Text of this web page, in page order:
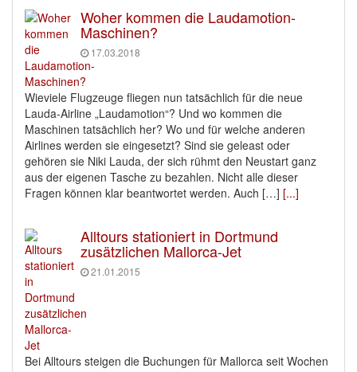
Woher kommen die Laudamotion-
Maschinen?
17.03.2018
Wieviele Flugzeuge fliegen nun tatsächlich für die neue
Lauda-Airline „Laudamotion“? Und wo kommen die
Maschinen tatsächlich her? Wo und für welche anderen
Airlines werden sie eingesetzt? Sind sie geleast oder
gehören sie Niki Lauda, der sich rühmt den Neustart ganz
aus der eigenen Tasche zu bezahlen. Nicht alle dieser
Fragen können klar beantwortet werden. Auch […] [...]
Alltours stationiert in Dortmund
zusätzlichen Mallorca-Jet
21.01.2015
Bei Alltours steigen die Buchungen für Mallorca seit Wochen